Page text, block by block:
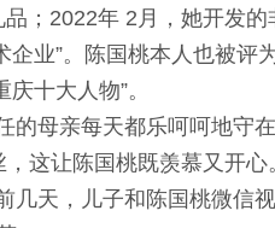
；2022年 2月，她开发的
业”。陈国桃本人也被评
十大人物”。
母亲每天都乐呵呵地守
这让陈国桃既羡慕又开心
天，儿子和陈国桃微信